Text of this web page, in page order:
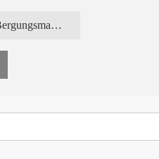
360° drehbaren
ultrastarker Bergungsmagnet